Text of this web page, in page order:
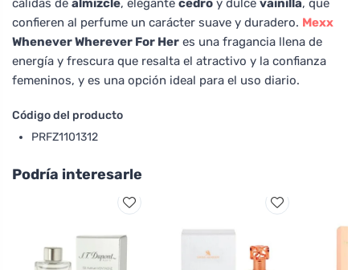
confieren al perfume un carácter suave y duradero. Mexx
Whenever Wherever For Her es una fragancia llena de
energía y frescura que resalta el atractivo y la confianza
femeninos, y es una opción ideal para el uso diario.
Código del producto
PRFZ1101312
Podría interesarle